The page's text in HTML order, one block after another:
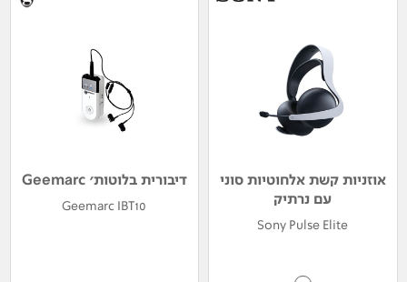
אוזניות קשת אלחוטיות סוני
עם נרתיק
Sony Pulse Elite
דיבורית בלוטות' Geemarc
Geemarc IBT10